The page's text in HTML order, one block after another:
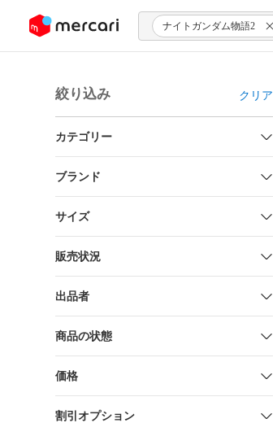
ツにスキップ ナイトガンダム物語2
絞り込み クリア
カテゴリー
ブランド
サイズ
販売状況
出品者
商品の状態
価格
割引オプション